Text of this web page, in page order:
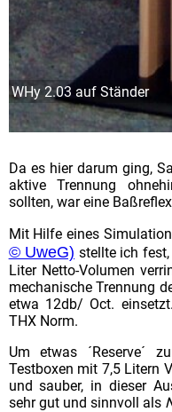
WHy 2.03 auf Ständer
Da es hier darum ging,
aktive Trennung
sollten, war eine
Mit Hilfe eines
© UweG) stellte ich
Liter Netto-Volumen
mechanische Trennung
etwa 12db/ Oct.
THX Norm.
Um etwas ´Reserve´
Testboxen mit 7,5 Litern
und sauber, in dieser
sehr gut und sinnvoll als